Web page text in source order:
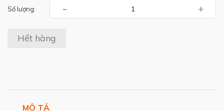
Số lượng: - +
Hết hàng
MÔ TẢ